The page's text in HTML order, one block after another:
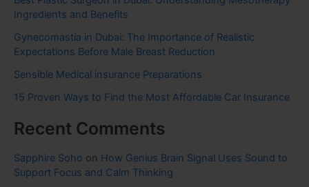
Ingredients and Benefits
Gynecomastia in Dubai: The Importance of Realistic
Expectations Before Male Breast Reduction
Sensible Medical insurance Preparations
15 Proven Ways to Find the Most Affordable Car Insurance
Recent Comments
Sapphire Soho on How Genius Brain Signal Uses Sound to
Support Focus and Calm Thinking